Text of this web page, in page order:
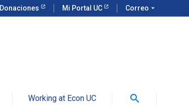
Donaciones Mi Portal UC Correo arrow_drop_down
Working at Econ UC search